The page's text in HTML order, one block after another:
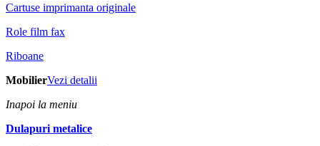
Cartuse imprimanta originale
Role film fax
Riboane
MobilierVezi detalii
Inapoi la meniu
Dulapuri metalice